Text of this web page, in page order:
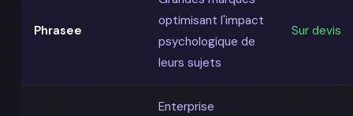
Phrasee
optimisant l'impact
psychologique de
leurs sujets
Sur devis
Enterprise